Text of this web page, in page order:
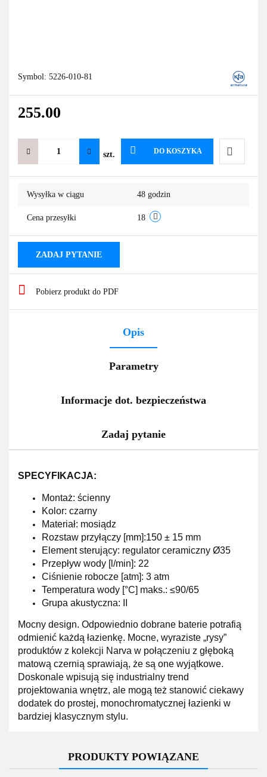
Symbol: 5226-010-81
255.00
szt. DO KOSZYKA
Do
Wysyłka w ciągu 48 godzin
Cena przesyłki 18
ZADAJ PYTANIE
Pobierz produkt do PDF
Opis
Parametry
Informacje dot. bezpieczeństwa
Zadaj pytanie
SPECYFIKACJA:
Montaż: ścienny
Kolor: czarny
Materiał: mosiądz
Rozstaw przyłączy [mm]:150 ± 15 mm
Element sterujący: regulator ceramiczny Ø35
Przepływ wody [l/min]: 22
Ciśnienie robocze [atm]: 3 atm
Temperatura wody [°C] maks.: ≤90/65
Grupa akustyczna: II
Mocny design. Odpowiednio dobrane baterie potrafią
odmienić każdą łazienkę. Mocne, wyraziste „rysy”
produktów z kolekcji Narva w połączeniu z głęboką
matową czernią sprawiają, że są one wyjątkowe.
Doskonale wpisują się industrialny trend
projektowania wnętrz, ale mogą też stanowić ciekawy
dodatek do prostej, monochromatycznej łazienki w
bardziej klasycznym stylu.
PRODUKTY POWIĄZANE